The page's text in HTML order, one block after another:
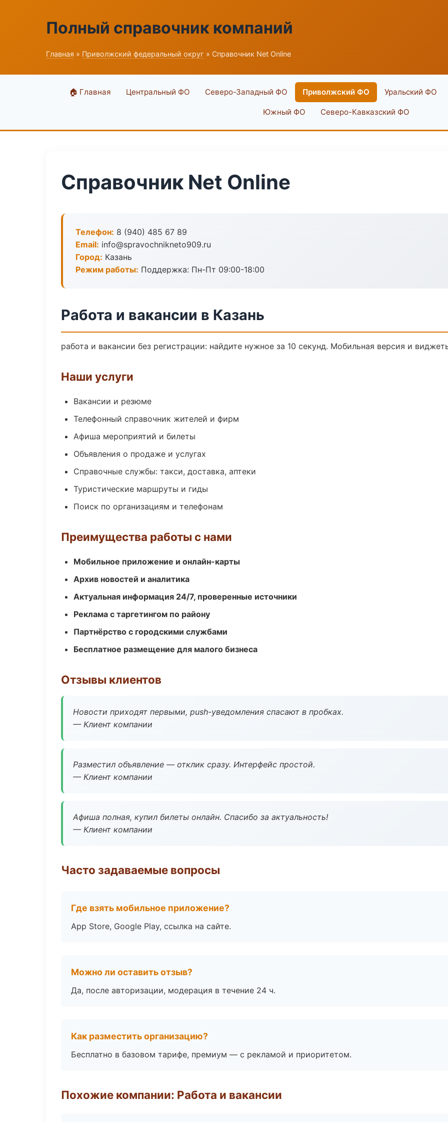
Полный справочник компаний
Главная » Приволжский федеральный округ » Справочник Net Online
🏠 Главная Центральный ФО Северо-Западный ФО Приволжский ФО Уральский ФО
Южный ФО Северо-Кавказский ФО
Справочник Net Online
Телефон: 8 (940) 485 67 89
Email: info@spravochnikneto909.ru
Город: Казань
Режим работы: Поддержка: Пн-Пт 09:00-18:00
Работа и вакансии в Казань
работа и вакансии без регистрации: найдите нужное за 10 секунд. Мобильная версия и
Наши услуги
Вакансии и резюме
Телефонный справочник жителей и фирм
Афиша мероприятий и билеты
Объявления о продаже и услугах
Справочные службы: такси, доставка, аптеки
Туристические маршруты и гиды
Поиск по организациям и телефонам
Преимущества работы с нами
Мобильное приложение и онлайн-карты
Архив новостей и аналитика
Актуальная информация 24/7, проверенные источники
Реклама с таргетингом по району
Партнёрство с городскими службами
Бесплатное размещение для малого бизнеса
Отзывы клиентов
Новости приходят первыми, push-уведомления спасают в пробках.
— Клиент компании
Разместил объявление — отклик сразу. Интерфейс простой.
— Клиент компании
Афиша полная, купил билеты онлайн. Спасибо за актуальность!
— Клиент компании
Часто задаваемые вопросы
Где взять мобильное приложение?
App Store, Google Play, ссылка на сайте.
Можно ли оставить отзыв?
Да, после авторизации, модерация в течение 24 ч.
Как разместить организацию?
Бесплатно в базовом тарифе, премиум — с рекламой и приоритетом.
Похожие компании: Работа и вакансии